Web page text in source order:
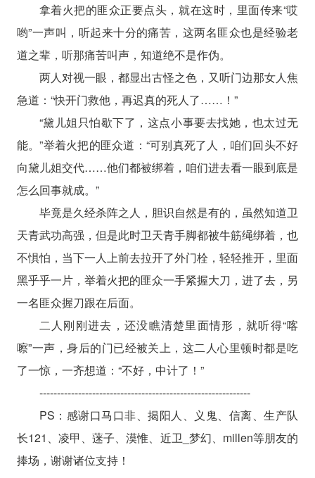
拿着火把的匪众正要点头，就在这时，里面传来“哎
哟”一声叫，听起来十分的痛苦，这两名匪众也是经验老
道之辈，听那痛苦叫声，知道绝不是作伪。
两人对视一眼，都显出古怪之色，又听门边那女人焦
急道：“快开门救他，再迟真的死人了……！”
“黛儿姐只怕歇下了，这点小事要去找她，也太过无
能。”举着火把的匪众道：“可别真死了人，咱们回头不好
向黛儿姐交代……他们都被绑着，咱们进去看一眼到底是
怎么回事就成。”
毕竟是久经杀阵之人，胆识自然是有的，虽然知道卫
天青武功高强，但是此时卫天青手脚都被牛筋绳绑着，也
不惧怕，当下一人上前去拉开了外门栓，轻轻推开，里面
黑乎乎一片，举着火把的匪众一手紧握大刀，进了去，另
一名匪众握刀跟在后面。
二人刚刚进去，还没瞧清楚里面情形，就听得“喀
嚓”一声，身后的门已经被关上，这二人心里顿时都是吃
了一惊，一齐想道：“不好，中计了！”
------------------------------------------------------------
PS：感谢口马口非、揭阳人、义鬼、信离、生产队
长121、凌甲、蒾子、漠惟、近卫_梦幻、millen等朋友的
捧场，谢谢诸位支持！